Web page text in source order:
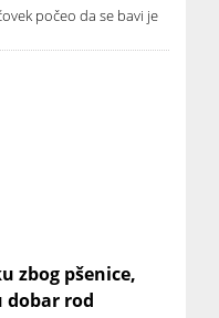
počeo da se bavi je
zbog pšenice,
dobar rod